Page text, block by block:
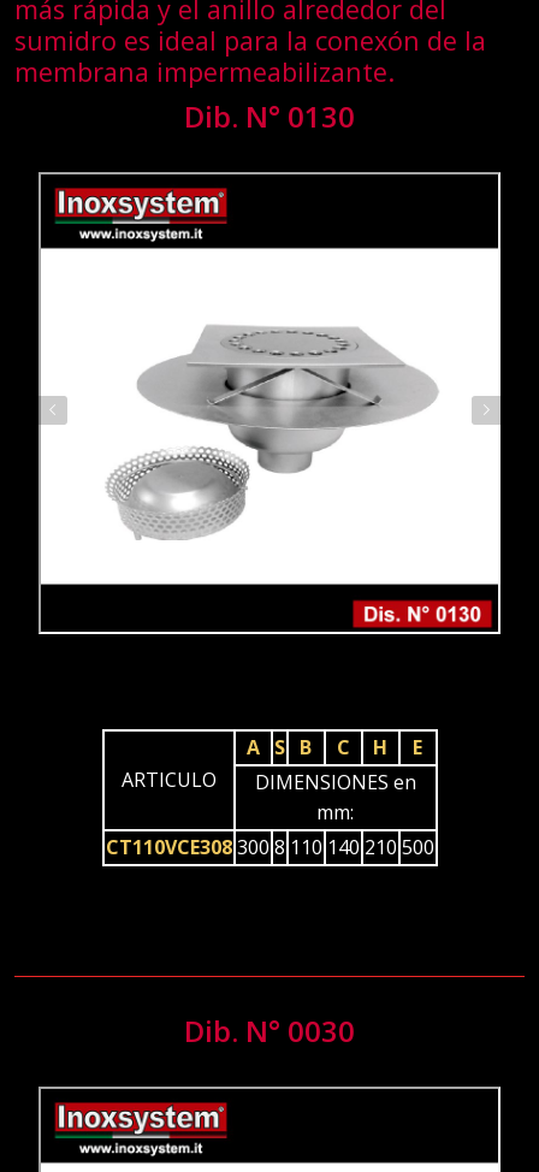
más rápida y el anillo alrededor del
sumidro es ideal para la conexón de la
membrana impermeabilizante.
Dib. N° 0130
ARTICULO
A S B C H
E
DIMENSIONES en
mm:
CT110VCE308 300 8 110 140 210 500
Dib. N° 0030